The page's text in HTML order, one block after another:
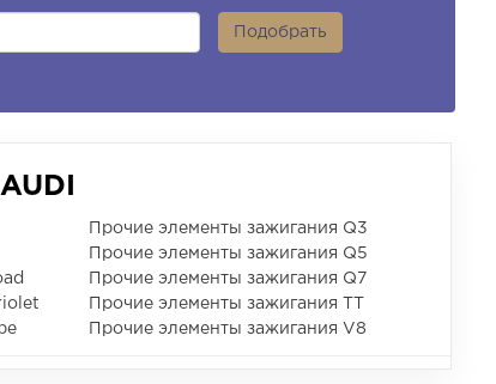
Подобрать
Прочие элементы зажигания Q3
Прочие элементы зажигания Q5
Прочие элементы зажигания Q7
Прочие элементы зажигания TT
Прочие элементы зажигания V8